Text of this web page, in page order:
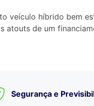
veículo híbrido bem
atouts de um
Segurança e